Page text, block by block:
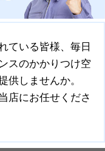
ている皆様、毎日
スのかかりつけ空
供しませんか。
店にお任せくださ